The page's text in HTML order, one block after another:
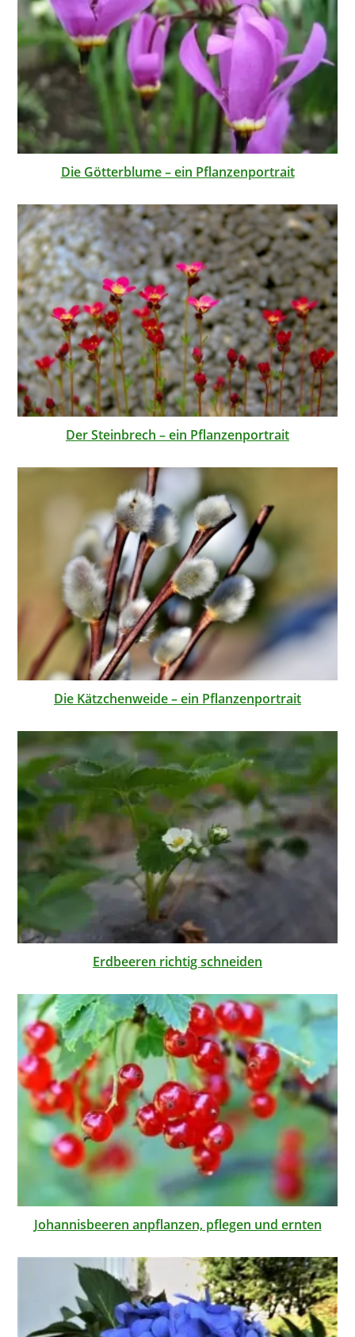
Die Götterblume – ein Pflanzenportrait
Der Steinbrech – ein Pflanzenportrait
Die Kätzchenweide – ein Pflanzenportrait
Erdbeeren richtig schneiden
Johannisbeeren anpflanzen, pflegen und ernten